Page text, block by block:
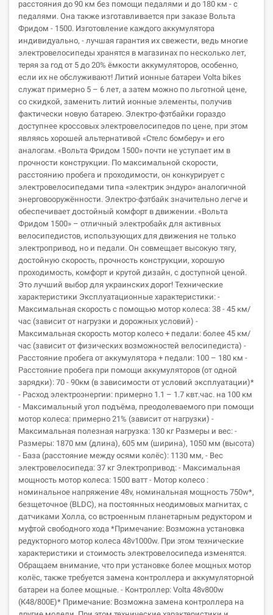
расстояния до 90 км без помощи педалями и до 180 км - с
педалями. Она также изготавливается при заказе Вольта
Фридом - 1500. Изготовление каждого аккумулятора
индивидуально, - лучшая гарантия их свежести, ведь многие
электровелосипеды хранятся в магазинах по несколько лет,
теряя за год от 5 до 20% ёмкости аккумуляторов, особенно,
если их не обслуживают! Литий ионные батареи Volta bikes
служат примерно 5 – 6 лет, а затем можно по льготной цене,
со скидкой, заменить литий ионные элементы, получив
фактически новую батарею. Электро-фэтбайки гораздо
доступнее кроссовых электровелосипедов по цене, при этом
являясь хорошей альтернативой «Стелс бомберу» и его
аналогам. «Вольта Фридом 1500» почти не уступает им в
прочности конструкции. По максимальной скорости,
расстоянию пробега и проходимости, он конкурирует с
электровелосипедами типа «электрик эндуро» аналогичной
энерговооружённости. Электро-фэтбайк значительно легче и
обеспечивает достойный комфорт в движении. «Вольта
Фридом 1500» – отличный электробайк для активных
велосипедистов, использующих для движения не только
электропривод, но и педали. Он совмещает высокую тягу,
достойную скорость, прочность конструкции, хорошую
проходимость, комфорт и крутой дизайн, с доступной ценой.
Это лучший выбор для украинских дорог! Технические
характеристики Эксплуатационные характеристики: -
Максимальная скорость с помощью мотор колеса: 38 - 45 км/
час (зависит от нагрузки и дорожных условий) -
Максимальная скорость мотор колесо + педали: более 45 км/
час (зависит от физических возможностей велосипедиста) -
Расстояние пробега от аккумулятора + педали: 100 – 180 км -
Расстояние пробега при помощи аккумуляторов (от одной
зарядки): 70 - 90км (в зависимости от условий эксплуатации)*
- Расход электроэнергии: примерно 1.1 – 1.7 квт.час. на 100 км
- Максимальный угол подъёма, преодолеваемого при помощи
мотор колеса: примерно 21% (зависит от нагрузки) -
Максимальная полезная нагрузка: 130 кг Размеры и вес: -
Размеры: 1870 мм (длина), 605 мм (ширина), 1050 мм (высота)
- База (расстояние между осями колёс): 1130 мм, - Вес
электровелосипеда: 37 кг Электропривод: - Максимальная
мощность мотор колеса: 1500 ватт - Мотор колесо :
номинальное напряжение 48v, номинальная мощность 750w*,
безщеточное (BLDC), на постоянных неодимовых магнитах, с
датчиками Холла, со встроенным планетарным редуктором и
муфтой свободного хода *Примечание: Возможна установка
редукторного мотор колеса 48v1000w. При этом технические
характеристики и стоимость электровелосипеда изменятся.
Обращаем внимание, что при установке более мощных мотор
колёс, также требуется замена контроллера и аккумуляторной
батареи на более мощные. - Контроллер: Volta 48v800w
(К48/800E)* Примечание: Возможна замена контроллера на